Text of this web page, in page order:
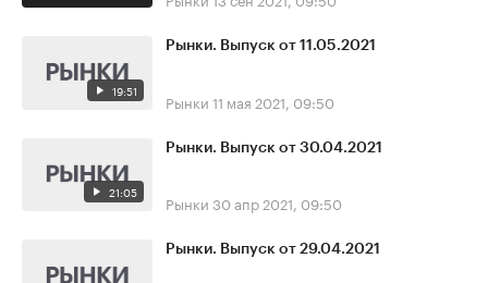
19:51
Рынки. Выпуск от 11.05.2021
Рынки 11 мая 2021, 09:50
21:05
Рынки. Выпуск от 30.04.2021
Рынки 30 апр 2021, 09:50
Рынки. Выпуск от 29.04.2021